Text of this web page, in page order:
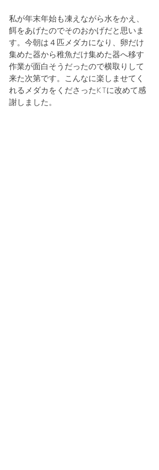
私が年末年始も凍えながら水をかえ、
餌をあげたのでそのおかげだと思いま
す。今朝は４匹メダカになり、卵だけ
集めた器から稚魚だけ集めた器へ移す
作業が面白そうだったので横取りして
来た次第です。こんなに楽しませてく
れるメダカをくださったK Tに改めて感
謝しました。